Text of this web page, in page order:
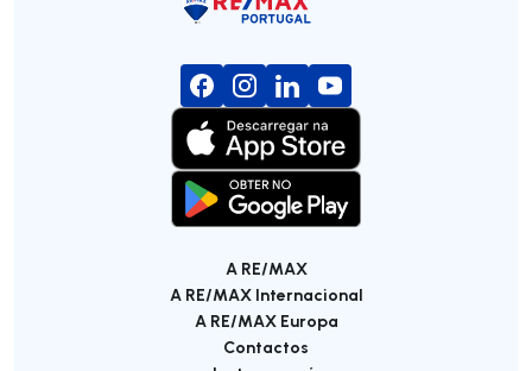
A RE/MAX
A RE/MAX Internacional
A RE/MAX Europa
Contactos